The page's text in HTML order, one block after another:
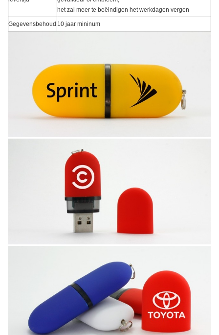
het zal meer te beëindigen het werkdagen vergen
Gegevensbehoud 10 jaar mininum